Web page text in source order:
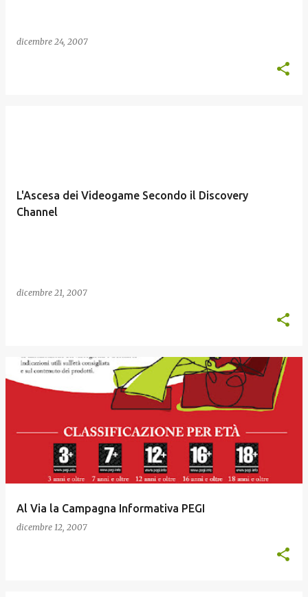
dicembre 24, 2007
L'Ascesa dei Videogame Secondo il Discovery
Channel
dicembre 21, 2007
Al Via la Campagna Informativa PEGI
dicembre 12, 2007